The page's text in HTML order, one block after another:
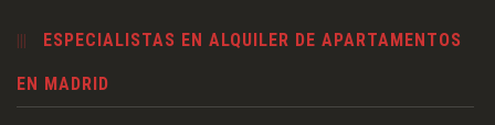
ESPECIALISTAS EN ALQUILER DE APARTAMENTOS
EN MADRID